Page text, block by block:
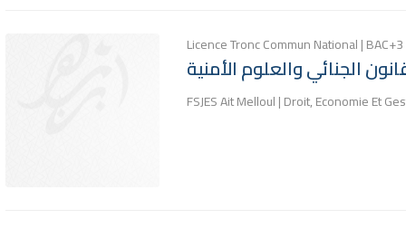
Licence Tronc Commun National | BAC+3
الجنائي والعلوم الأمنية
FSJES Ait Melloul | Droit, Economie Et